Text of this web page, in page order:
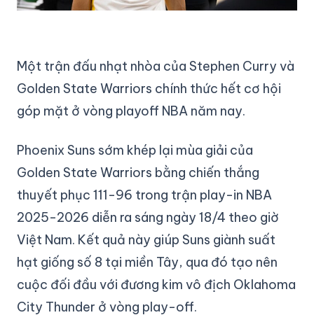
Một trận đấu nhạt nhòa của Stephen Curry và
Golden State Warriors chính thức hết cơ hội
góp mặt ở vòng playoff NBA năm nay.
Phoenix Suns sớm khép lại mùa giải của
Golden State Warriors bằng chiến thắng
thuyết phục 111-96 trong trận play-in NBA
2025-2026 diễn ra sáng ngày 18/4 theo giờ
Việt Nam. Kết quả này giúp Suns giành suất
hạt giống số 8 tại miền Tây, qua đó tạo nên
cuộc đối đầu với đương kim vô địch Oklahoma
City Thunder ở vòng play-off.